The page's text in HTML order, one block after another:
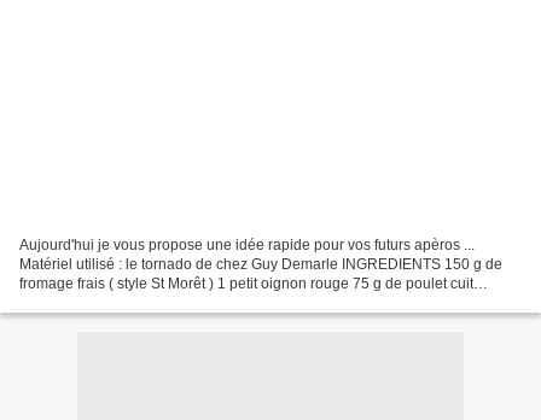
Aujourd'hui je vous propose une idée rapide pour vos futurs apèros ...
Matériel utilisé : le tornado de chez Guy Demarle INGREDIENTS 150 g de
fromage frais ( style St Morêt ) 1 petit oignon rouge 75 g de poulet cuit